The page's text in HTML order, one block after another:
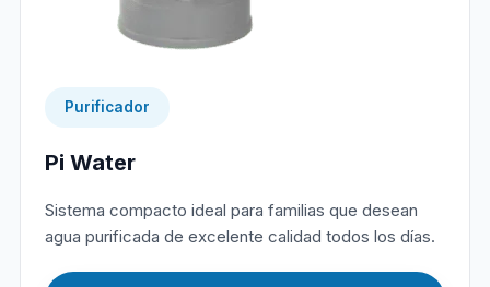
Purificador
Pi Water
Sistema compacto ideal para familias que desean
agua purificada de excelente calidad todos los días.